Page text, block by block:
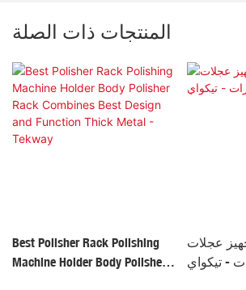
المنتجات ذات الصلة
Best Polisher Rack Polishing
Machine Holder Body Polisher
عجلات
- تيكواي